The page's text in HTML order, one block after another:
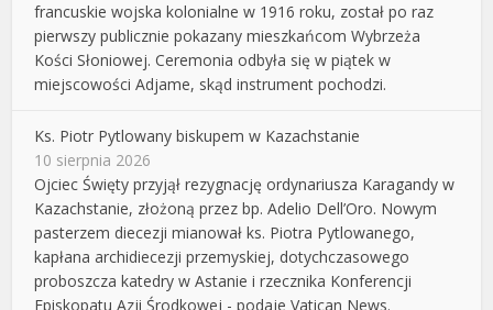
francuskie wojska kolonialne w 1916 roku, został po raz
pierwszy publicznie pokazany mieszkańcom Wybrzeża
Kości Słoniowej. Ceremonia odbyła się w piątek w
miejscowości Adjame, skąd instrument pochodzi.
Ks. Piotr Pytlowany biskupem w Kazachstanie
10 sierpnia 2026
Ojciec Święty przyjął rezygnację ordynariusza Karagandy w
Kazachstanie, złożoną przez bp. Adelio Dell’Oro. Nowym
pasterzem diecezji mianował ks. Piotra Pytlowanego,
kapłana archidiecezji przemyskiej, dotychczasowego
proboszcza katedry w Astanie i rzecznika Konferencji
Episkopatu Azji Środkowej - podaje Vatican News.